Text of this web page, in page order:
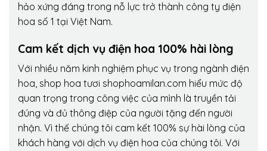
hảo xứng đáng trong nỗ lực trở thành công ty điện
hoa số 1 tại Việt Nam.
Cam kết dịch vụ điện hoa 100% hài lòng
Với nhiều năm kinh nghiệm phục vụ trong ngành điện
hoa, shop hoa tươi shophoamilan.com hiểu mức độ
quan trọng trong công việc của mình là truyền tải
đúng và đủ thông điệp của người tặng đến người
nhận. Vì thế chúng tôi cam kết 100% sự hài lòng của
khách hàng với dịch vụ điện hoa của chúng tôi. Với